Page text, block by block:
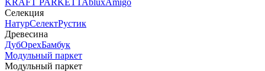
KRAFT PARKETTAbluxAmigo
Селекция
НатурСелектРустик
Древесина
ДубОрехБамбук
Модульный паркет
Модульный паркет